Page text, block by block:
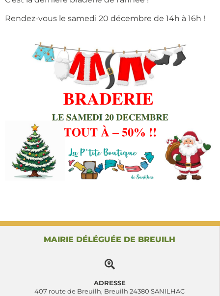
Rendez-vous le samedi 20 décembre de 14h à 16h !
MAIRIE DÉLÉGUÉE DE BREUILH
ADRESSE
407 route de Breuilh, Breuilh 24380 SANILHAC